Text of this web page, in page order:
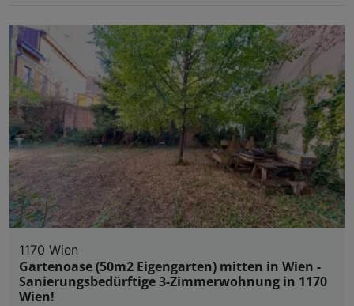
1170 Wien
Gartenoase (50m2 Eigengarten) mitten in Wien -
Sanierungsbedürftige 3-Zimmerwohnung in 1170
Wien!